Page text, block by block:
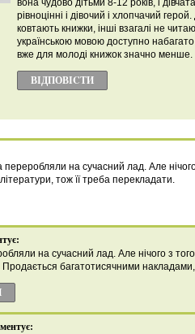
вона чудово дітьми 8-12 років, і
рівноцінні і дівочий і хлопчачий
ковтають книжки, інші взагалі не
українською мовою доступно
вже для молоді книжок значно менше.
ВІДПОВІCТИ
переробляли на сучасний лад. Але
тож її треба перекладати.
на сучасний лад. Але нічого з
багатотисячними накладами,